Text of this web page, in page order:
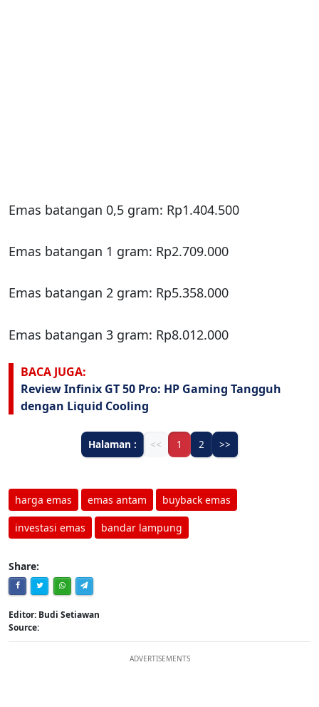
Emas batangan 0,5 gram: Rp1.404.500
Emas batangan 1 gram: Rp2.709.000
Emas batangan 2 gram: Rp5.358.000
Emas batangan 3 gram: Rp8.012.000
BACA JUGA:
Review Infinix GT 50 Pro: HP Gaming Tangguh
dengan Liquid Cooling
Halaman : << 1 2 >>
harga emas emas antam buyback emas
investasi emas bandar lampung
Share:
Editor: Budi Setiawan
Source:
ADVERTISEMENTS